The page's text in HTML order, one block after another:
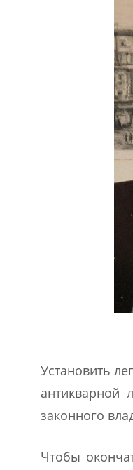
Установить
антикварной
законного
Чтобы